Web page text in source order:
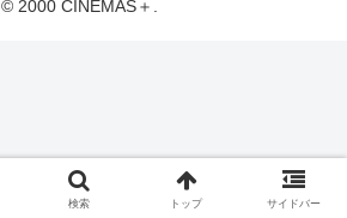
© 2000 CINEMAS＋.
検索 トップ サイドバー